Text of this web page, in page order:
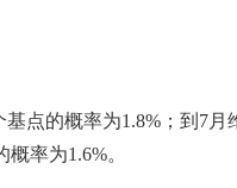
点的概率为1.8%；到7月
率为1.6%。